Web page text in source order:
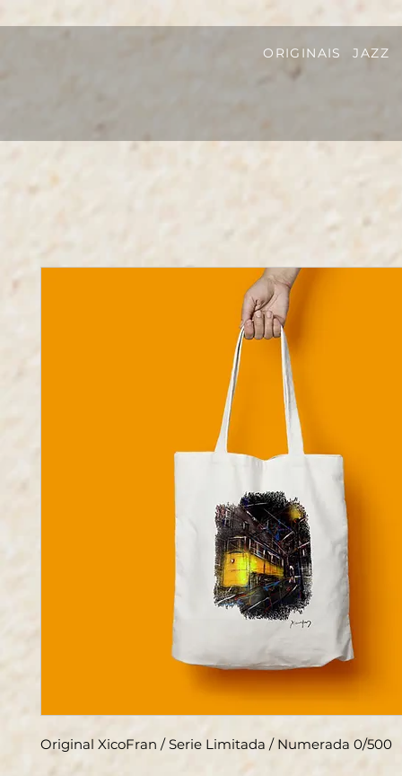
ORIGINAIS JAZZ
Original XicoFran / Serie Limitada / Numerada 0/500